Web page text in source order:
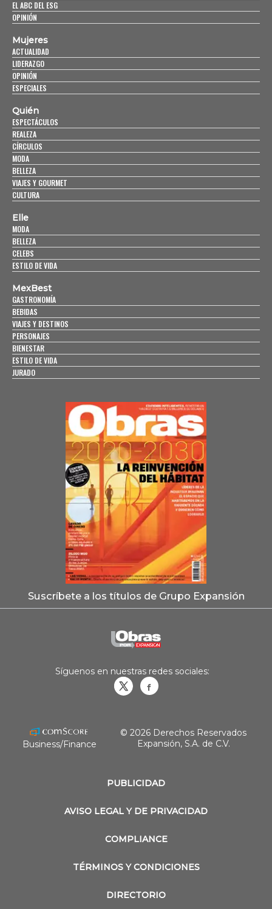
EL ABC DEL ESG
OPINIÓN
Mujeres
ACTUALIDAD
LIDERAZGO
OPINIÓN
ESPECIALES
Quién
ESPECTÁCULOS
REALEZA
CÍRCULOS
MODA
BELLEZA
VIAJES Y GOURMET
CULTURA
Elle
MODA
BELLEZA
CELEBS
ESTILO DE VIDA
MexBest
GASTRONOMÍA
BEBIDAS
VIAJES Y DESTINOS
PERSONAJES
BIENESTAR
ESTILO DE VIDA
JURADO
Suscríbete a los títulos de Grupo Expansión
PUBLICIDAD
AVISO LEGAL Y DE PRIVACIDAD
COMPLIANCE
TÉRMINOS Y CONDICIONES
DIRECTORIO
Síguenos en nuestras redes sociales:
Business/Finance
© 2026 Derechos Reservados
Expansión, S.A. de C.V.